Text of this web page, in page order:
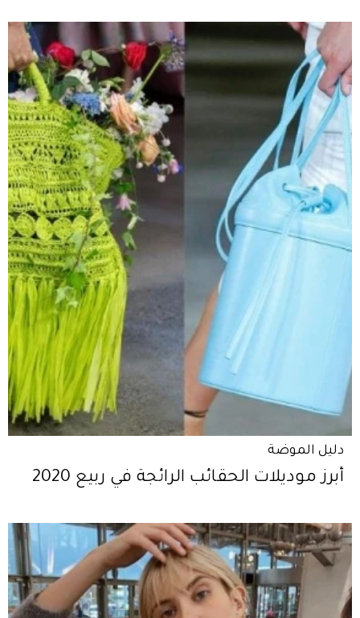
دليل الموضة
أبرز موديلات الحقائب الرائجة في ربيع 2020